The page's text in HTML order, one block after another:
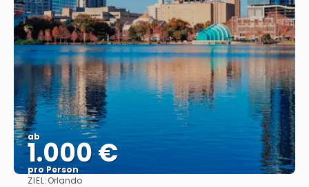
ab
1.000 €
pro Person
ZIEL:Orlando